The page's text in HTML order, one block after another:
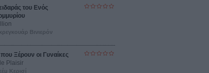
του Ενός
Βινιερόν
Ξέρουν οι Γυναίκες
Plaisir
Κερισί